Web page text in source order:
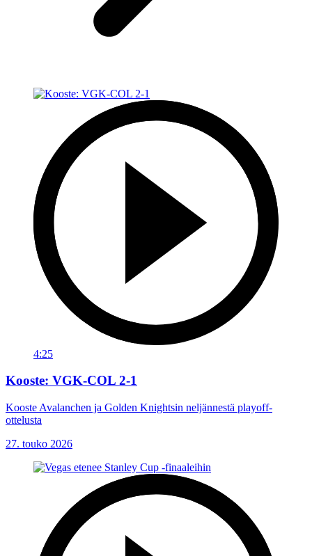
4:25
Kooste: VGK-COL 2-1
Kooste Avalanchen ja Golden Knightsin neljännestä playoff-
ottelusta
27. touko 2026